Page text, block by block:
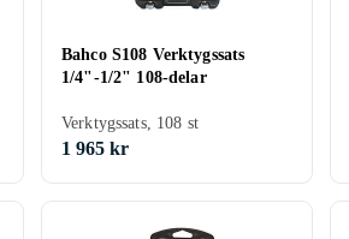
Bahco S108 Verktygssats
1/4"-1/2" 108-delar
Verktygssats, 108 st
1 965 kr